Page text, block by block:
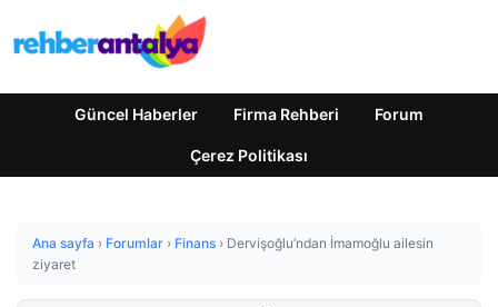
Güncel Haberler Firma Rehberi Forum
Çerez Politikası
Ana sayfa › Forumlar › Finans › Dervişoğlu’ndan İmamoğlu ailesin
ziyaret